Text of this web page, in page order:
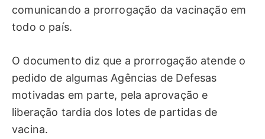
comunicando a prorrogação da vacinação em
todo o país.
O documento diz que a prorrogação atende o
pedido de algumas Agências de Defesas
motivadas em parte, pela aprovação e
liberação tardia dos lotes de partidas de
vacina.